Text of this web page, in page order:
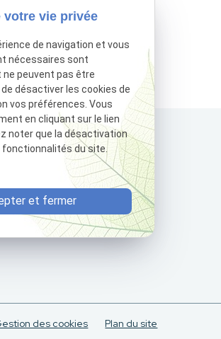
des cookies Plan du site
votre vie privée
de navigation et vous
nécessaires sont
peuvent pas être
désactiver les cookies de
vos préférences. Vous
en cliquant sur le lien
noter que la désactivation
du site.
et fermer